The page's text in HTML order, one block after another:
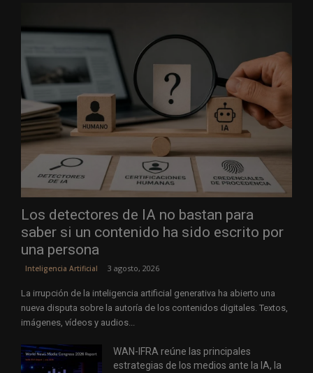
Los detectores de IA no bastan para
saber si un contenido ha sido escrito por
una persona
Inteligencia Artificial 3 agosto, 2026
La irrupción de la inteligencia artificial generativa ha abierto una
nueva disputa sobre la autoría de los contenidos digitales. Textos,
imágenes, vídeos y audios...
WAN-IFRA reúne las principales
estrategias de los medios ante la IA, la